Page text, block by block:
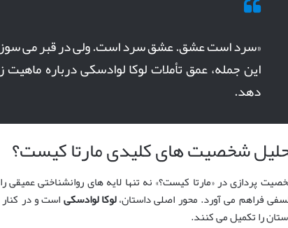
«سرد است عشق. عشق سرد است. ولی در قبر می
این جمله، عمق تأملات لوکا لوادسکی درباره
دهد.
شخصیت های کلیدی مارتا کیست؟
پردازی در «مارتا کیست؟» نه تنها لایه های روانشناختی
فراهم می آورد. محور اصلی داستان،لوکا لوادسکیاست و در کنار
را تکمیل می کنند.